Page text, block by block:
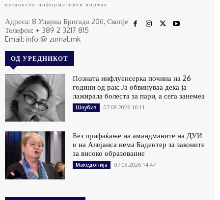
независен информативен портал
Адреса: 8 Ударна Бригада 20б, Скопје
Телефон: + 389 2 3217 815
Email: info @ zurnal.mk
ОД УРЕДНИКОТ
Позната инфлуенсерка почина на 26
години од рак: Ја обвинуваа дека ја
лажирала болеста за пари, а сега занемеа
Шоубиз 07.08.2026 16:11
Без прифаќање на амандманите на ДУИ
и на Алијанса нема Бадентер за законите
за високо образование
Македонија 07.08.2026 14:47